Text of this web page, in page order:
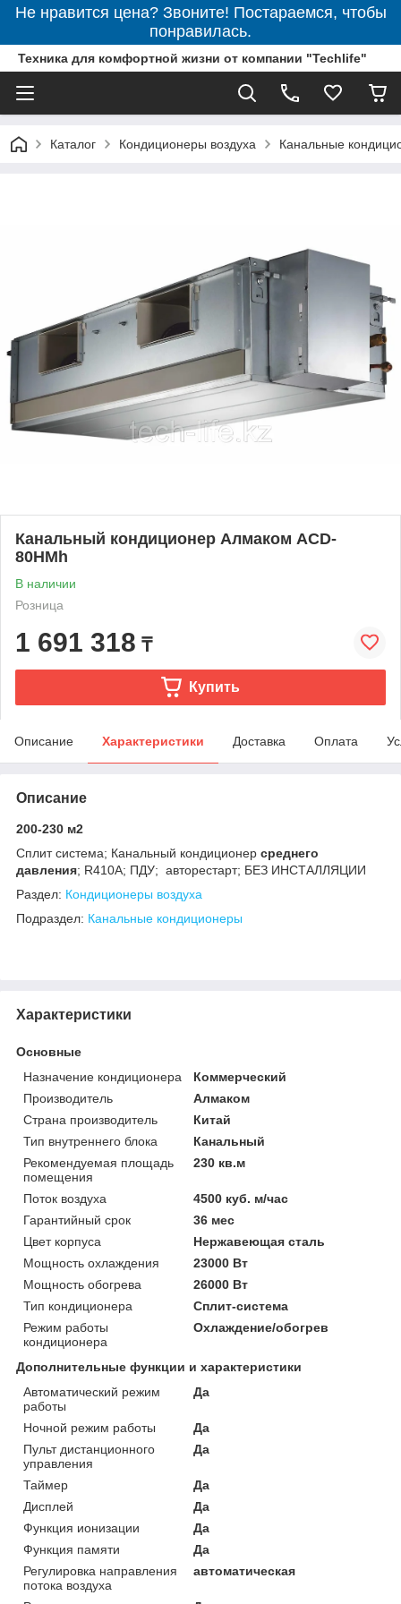
Не нравится цена? Звоните! Постараемся, чтобы
понравилась.
Техника для комфортной жизни от компании "Techlife"
Каталог Кондиционеры воздуха Канальные
Канальный кондиционер Алмаком ACD-
80HMh
В наличии
Розница
1 691 318 ₸
Купить
Описание Характеристики Доставка Оплата
Описание
200-230 м2
Сплит система; Канальный кондиционер среднего
давления; R410А; ПДУ; авторестарт; БЕЗ ИНСТАЛЛЯЦИИ
Раздел: Кондиционеры воздуха
Подраздел: Канальные кондиционеры
Характеристики
Основные
Назначение кондиционера
Коммерческий
Производитель
Алмаком
Страна производитель
Китай
Тип внутреннего блока
Канальный
Рекомендуемая площадь
помещения
230 кв.м
Поток воздуха
4500 куб. м/час
Гарантийный срок
36 мес
Цвет корпуса
Нержавеющая сталь
Мощность охлаждения
23000 Вт
Мощность обогрева
26000 Вт
Тип кондиционера
Сплит-система
Режим работы
кондиционера
Охлаждение/обогрев
Дополнительные функции и характеристики
Автоматический режим
работы
Да
Ночной режим работы
Да
Пульт дистанционного
управления
Да
Таймер
Да
Дисплей
Да
Функция ионизации
Да
Функция памяти
Да
Регулировка направления
потока воздуха
автоматическая